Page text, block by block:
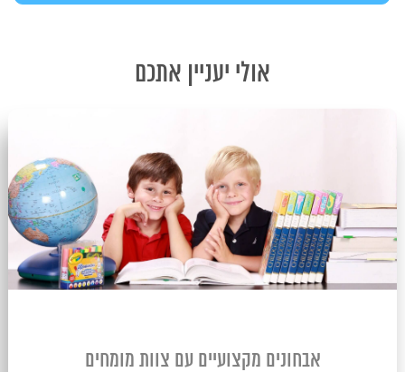
אולי יעניין אתכם
אבחונים מקצועיים עם צוות מומחים